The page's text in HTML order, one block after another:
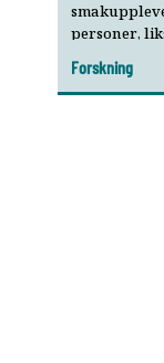
personer,
Forskning